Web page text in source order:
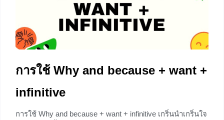
การใช้ Why and because + want +
infinitive
การใช้ Why and because + want + infinitive เกริ่นนำเกริ่นใจ